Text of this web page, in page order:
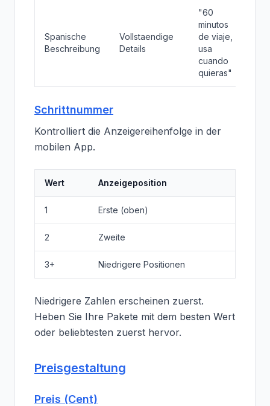
Spanische
Beschreibung
Vollstaendige
Details
"60
minutos
de viaje,
usa
cuando
quieras"
Schrittnummer
Kontrolliert die Anzeigereihenfolge in der
mobilen App.
Wert Anzeigeposition
1 Erste (oben)
2 Zweite
3+ Niedrigere Positionen
Niedrigere Zahlen erscheinen zuerst.
Heben Sie Ihre Pakete mit dem besten Wert
oder beliebtesten zuerst hervor.
Preisgestaltung
Preis (Cent)